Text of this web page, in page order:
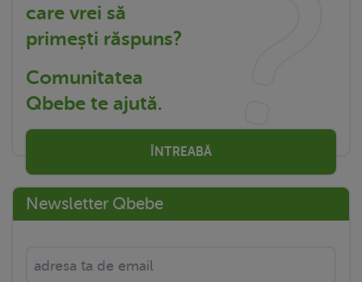
care vrei să
primești răspuns?
Comunitatea
Qbebe te ajută.
ÎNTREABĂ
Newsletter Qbebe